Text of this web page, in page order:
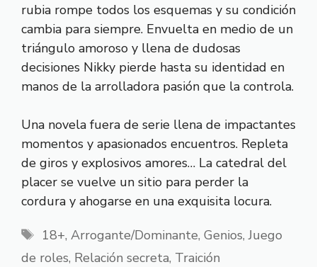
rubia rompe todos los esquemas y su condición
cambia para siempre. Envuelta en medio de un
triángulo amoroso y llena de dudosas
decisiones Nikky pierde hasta su identidad en
manos de la arrolladora pasión que la controla.
Una novela fuera de serie llena de impactantes
momentos y apasionados encuentros. Repleta
de giros y explosivos amores… La catedral del
placer se vuelve un sitio para perder la
cordura y ahogarse en una exquisita locura.
Etiquetas
18+, Arrogante/Dominante, Genios,Juego
de roles, Relación secreta, Traición